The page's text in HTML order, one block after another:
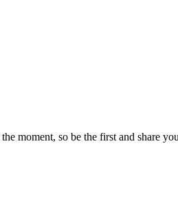
moment, so be the first and share